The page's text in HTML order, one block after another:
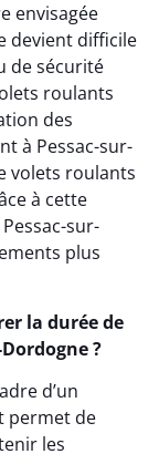
envisagée
devient difficile
de sécurité
roulants
des
à Pessac-sur-
volets roulants
à cette
sur-
plus
la durée de
?
d’un
permet de
les